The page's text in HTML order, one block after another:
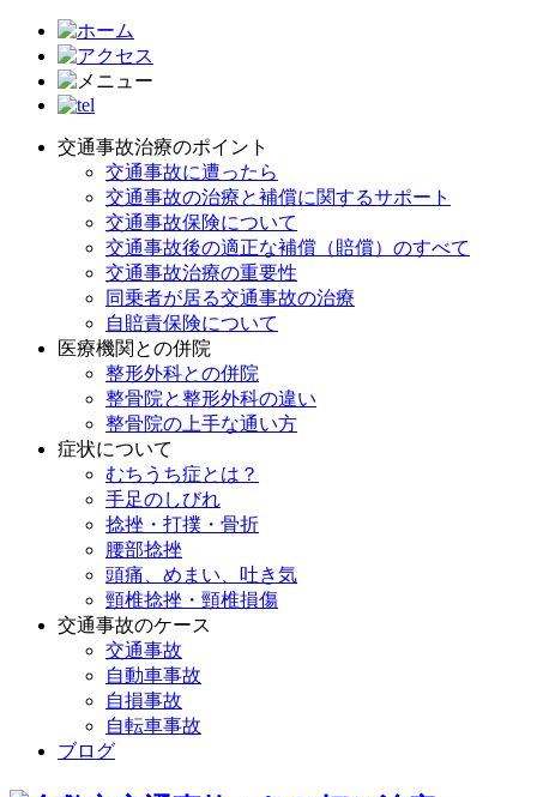
交通事故治療のポイント
交通事故に遭ったら
交通事故の治療と補償に関するサポート
交通事故保険について
交通事故後の適正な補償（賠償）のすべて
交通事故治療の重要性
同乗者が居る交通事故の治療
自賠責保険について
医療機関との併院
整形外科との併院
整骨院と整形外科の違い
整骨院の上手な通い方
症状について
むちうち症とは？
手足のしびれ
捻挫・打撲・骨折
腰部捻挫
頭痛、めまい、吐き気
頸椎捻挫・頸椎損傷
交通事故のケース
交通事故
自動車事故
自損事故
自転車事故
ブログ